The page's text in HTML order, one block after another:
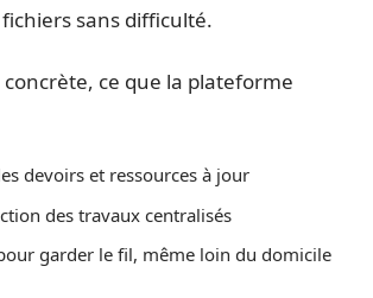
sans difficulté.
concrète, ce que la plateforme
devoirs et ressources à jour
des travaux centralisés
garder le fil, même loin du domicile